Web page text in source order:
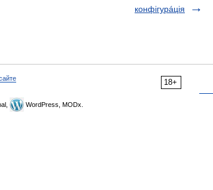
конфігурáція
18+
WordPress, MODx.